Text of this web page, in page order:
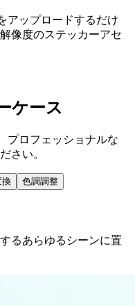
アップロードするだけ
像度のステッカーアセ
ケース
プロフェッショナルな
さい。
換 色調調整
るあらゆるシーンに置